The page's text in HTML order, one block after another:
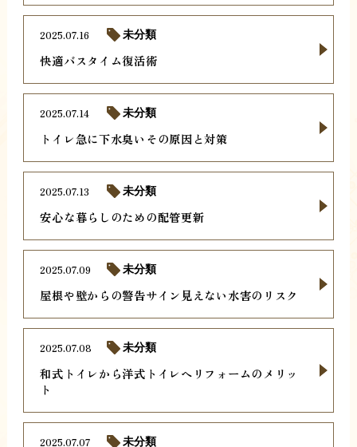
快適バスタイム復活術
2025.07.16 未分類
トイレ急に下水臭いその原因と対策
2025.07.14 未分類
安心な暮らしのための配管更新
2025.07.13 未分類
屋根や壁からの警告サイン見えない水害のリスク
2025.07.09 未分類
和式トイレから洋式トイレへリフォームのメリッ
ト
2025.07.08 未分類
2025.07.07 未分類